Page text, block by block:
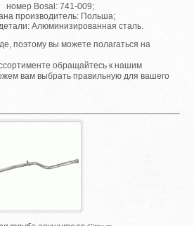
номер Bosal: 741-009;
производитель: Польша;
Алюминизированная сталь.
поэтому вы можете полагаться на
обращайтесь к нашим
вам выбрать правильную для вашего